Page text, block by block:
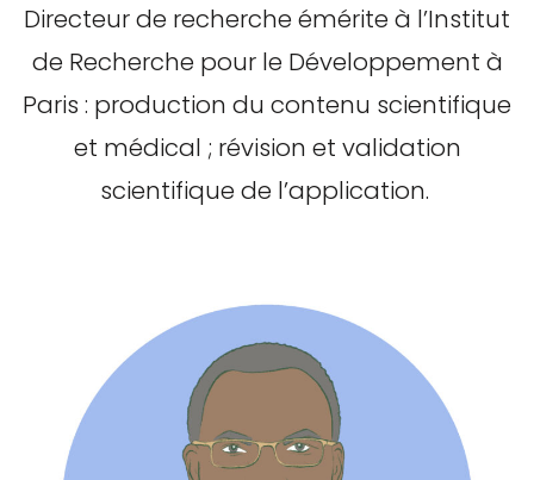
Directeur de recherche émérite à l’Institut
de Recherche pour le Développement à
Paris : production du contenu scientifique
et médical ; révision et validation
scientifique de l’application.